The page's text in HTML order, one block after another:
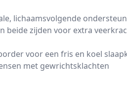
lichaamsvolgende
beide zijden voor extra
voor een fris en koel
met gewrichtsklachten